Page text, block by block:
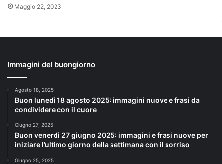
Maggio 22, 2023
Immagini del buongiorno
Agosto 18, 2025
Buon lunedì 18 agosto 2025: immagini nuove e frasi da
condividere con il cuore
Giugno 27, 2025
Buon venerdì 27 giugno 2025: immagini e frasi nuove per
iniziare l’ultimo giorno della settimana con il sorriso
Giugno 25, 2025